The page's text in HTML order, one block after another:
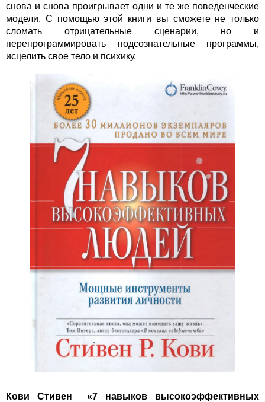
снова и снова проигрывает одни и те же поведенческие
модели. С помощью этой книги вы сможете не только
сломать отрицательные сценарии, но и
перепрограммировать подсознательные программы,
исцелить свое тело и психику.
Кови Стивен «7 навыков высокоэффективных